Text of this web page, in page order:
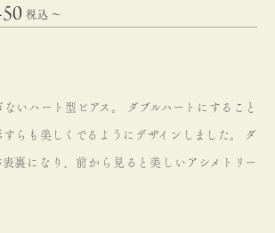
税込 〜
いハート型ピアス。 ダブルハートにすること
らも美しくでるようにデザインしました。 ダ
裏になり、前から見ると美しいアシメトリー